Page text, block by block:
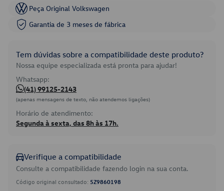
Peça Original Volkswagen
Garantia de 3 meses de fábrica
Tem dúvidas sobre a compatibilidade deste produto?
Nossa equipe especializada está pronta para ajudar!
Whatsapp:
(41) 99125-2143
(apenas mensagens de texto, não atendemos ligações)
Horário de atendimento:
Segunda à sexta, das 8h às 17h.
Verifique a compatibilidade
Consulte a compatibilidade fazendo login na sua conta.
Código original consultado: 5Z9860198